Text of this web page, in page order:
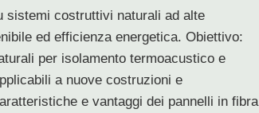
sistemi costruttivi naturali ad alte
ed efficienza energetica. Obiettivo:
per isolamento termoacustico e
a nuove costruzioni e
e vantaggi dei pannelli in fibra